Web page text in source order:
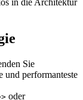
in die Architektur
Sie
und performanteste
oder